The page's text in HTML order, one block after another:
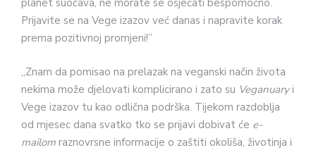
planet suočava, ne morate se osjećati bespomoćno.
Prijavite se na Vege izazov već danas i napravite korak
prema pozitivnoj promjeni!”
„Znam da pomisao na prelazak na veganski način života
nekima može djelovati komplicirano i zato su Veganuaryi
Vege izazov tu kao odlična podrška. Tijekom razdoblja
od mjesec dana svatko tko se prijavi dobivat će e-
mailom raznovrsne informacije o zaštiti okoliša, životinja i